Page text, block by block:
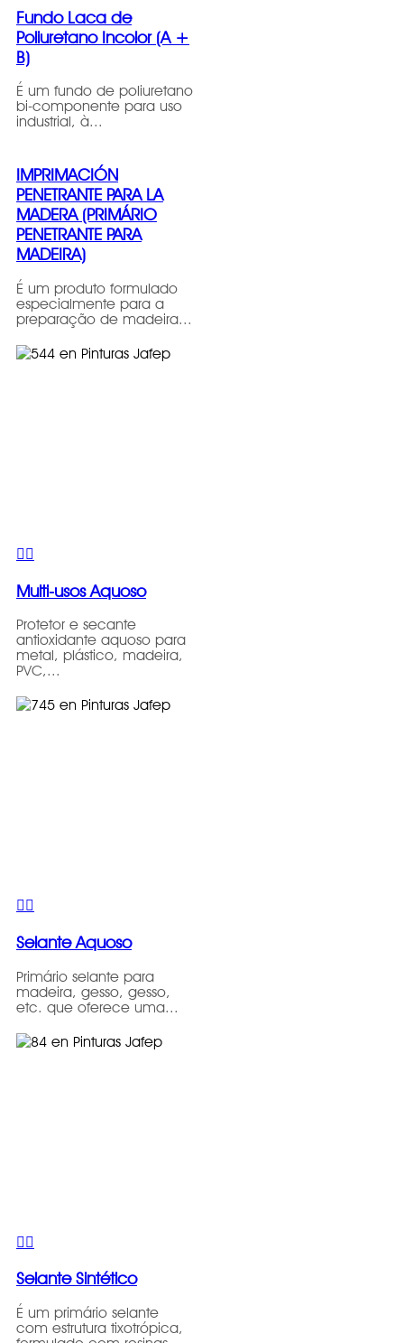
Fundo Laca de
Poliuretano Incolor (A +
B)
É um fundo de poliuretano
bi-componente para uso
industrial, à...
IMPRIMACIÓN
PENETRANTE PARA LA
MADERA (PRIMÁRIO
PENETRANTE PARA
MADEIRA)
É um produto formulado
especialmente para a
preparação de madeira...
Multi-usos Aquoso
Protetor e secante
antioxidante aquoso para
metal, plástico, madeira,
PVC,...
Selante Aquoso
Primário selante para
madeira, gesso, gesso,
etc. que oferece uma...
Selante Sintético
É um primário selante
com estrutura tixotrópica,